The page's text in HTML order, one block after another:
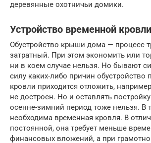
деревянные охотничьи домики.
Устройство временной кровли
Обустройство крыши дома — процесс
затратный. При этом экономить или
ни в коем случае нельзя. Но бывают
силу каких-либо причин обустройство
кровли приходится отложить,
не достроен. Но и оставлять
осенне-зимний период тоже нельзя. В
необходима временная кровля. В
постоянной, она требует меньше
финансовых вложений, а при